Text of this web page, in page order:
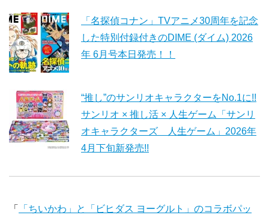
「名探偵コナン」TVアニメ30周年を記念
した特別付録付きのDIME (ダイム) 2026
年 6月号本日発売！！
“推し”のサンリオキャラクターをNo.1に!!
サンリオ × 推し活 × 人生ゲーム「サンリ
オキャラクターズ 人生ゲーム」2026年
4月下旬新発売!!
「
「ちいかわ」と「ビヒダス ヨーグルト」のコラボパッ